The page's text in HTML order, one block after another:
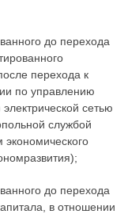
до перехода
перехода к
по управлению
сетью
службой
до перехода
в отношении